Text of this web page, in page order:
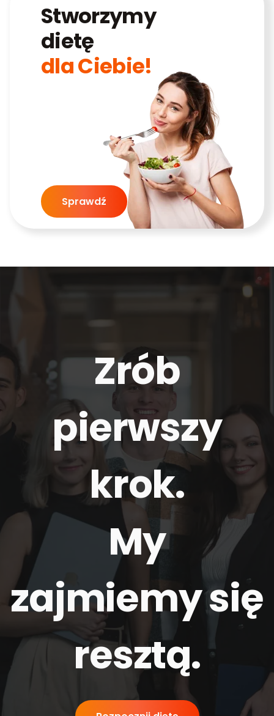
Stworzymy
dietę
dla Ciebie!
Sprawdź
Zrób
pierwszy
krok.
My
zajmiemy się
resztą.